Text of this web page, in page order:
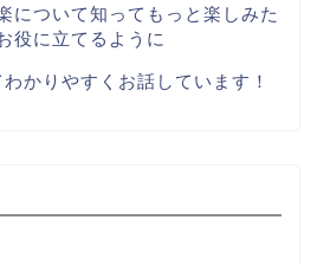
について知ってもっと楽しみた
役に立てるように
かりやすくお話しています！